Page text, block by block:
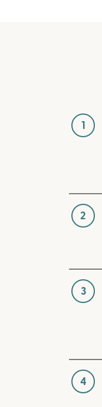
1
2
3
4